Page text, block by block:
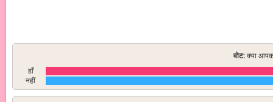
वोट: क्या
हाँ
नहीं